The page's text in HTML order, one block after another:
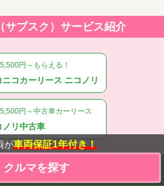
が車両保証1年付き！
クルマを探す
サブスク）サービス紹介
円～もらえる！
ニコカーリース ニコノリ
円～中古車カーリース
ノリ中古車
ンタカー」を運営する会社です。